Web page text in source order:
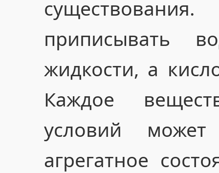
приписывать
жидкости, а
Каждое
условий
агрегатное